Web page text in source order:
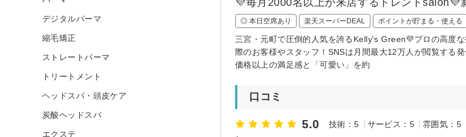
◎ 本日空席あり 楽天スーパーDEAL ポイントが貯まる・使える
三宮・元町で圧倒的人気を誇るKelly's Green💜プロの高度
際のお客様やスタッフ！SNSは月間最大12万人が閲覧する
価格以上の満足感と「可愛い」を約
口コミ
5.0 技術：5 サービス：5 雰囲気：5
デジタルパーマ
縮毛矯正
ストレートパーマ
トリートメント
ヘッドスパ・頭皮ケア
炭酸ヘッドスパ
エクステ